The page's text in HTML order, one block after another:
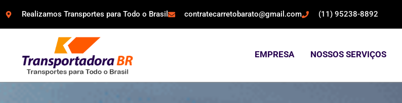
Realizamos Transportes para Todo o Brasil contratecarretobarato@gmail.com (11) 95238-8892
EMPRESA NOSSOS SERVIÇOS